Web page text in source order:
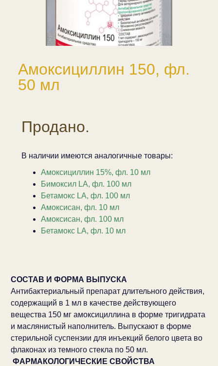
Амоксициллин 150, фл.
50 мл
Продано.
В наличии имеются аналогичные товары:
Амоксициллин 15%, фл. 10 мл
Бимоксил LА, фл. 100 мл
Бетамокс LA, фл. 100 мл
Амоксисан, фл. 10 мл
Амоксисан, фл. 100 мл
Бетамокс LA, фл. 10 мл
СОСТАВ И ФОРМА ВЫПУСКА
Антибактериальный препарат длительного действия,
содержащий в 1 мл в качестве действующего
вещества 150 мг амоксициллина в форме тригидрата
и маслянистый наполнитель. Выпускают в форме
стерильной суспензии для инъекций белого цвета во
флаконах из темного стекла по 50 мл.
ФАРМАКОЛОГИЧЕСКИЕ СВОЙСТВА